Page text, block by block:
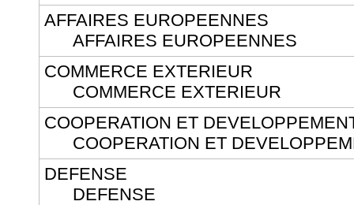
AFFAIRES EUROPEENNES
AFFAIRES EUROPEENNES
COMMERCE EXTERIEUR
COMMERCE EXTERIEUR
COOPERATION ET
COOPERATION ET
DEFENSE
DEFENSE